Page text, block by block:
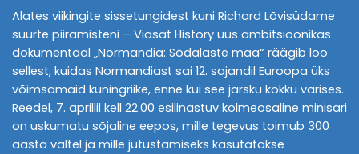
Alates viikingite sissetungidest kuni Richard Lõvisüdame
suurte piiramisteni – Viasat History uus ambitsioonikas
dokumentaal „Normandia: Sõdalaste maa“ räägib loo
sellest, kuidas Normandiast sai 12. sajandil Euroopa üks
võimsamaid kuningriike, enne kui see järsku kokku varises.
Reedel, 7. aprillil kell 22.00 esilinastuv kolmeosaline minisari
on uskumatu sõjaline eepos, mille tegevus toimub 300
aasta vältel ja mille jutustamiseks kasutatakse